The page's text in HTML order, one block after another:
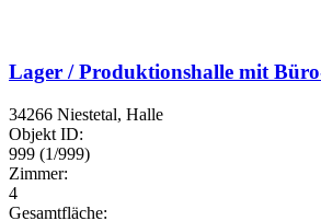
Lager / Produktionshalle mit
34266 Niestetal, Halle
Objekt ID:
999 (1/999)
Zimmer:
4
Gesamtfläche: